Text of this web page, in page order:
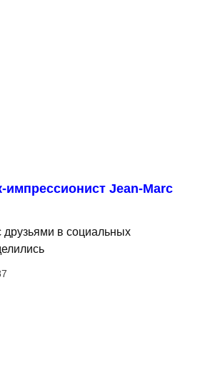
импрессионист Jean-Marc
друзьями в социальных